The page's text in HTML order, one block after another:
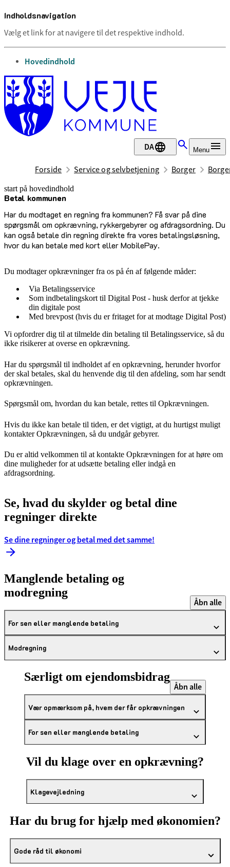
Indholdsnavigation
Vælg et link for at navigere til det respektive indhold.
gå til
Hovedindhold
DA Menu
Forside Service og selvbetjening Borger
start på hovedindhold
Betal kommunen
Har du modtaget en regning fra kommunen? Få svar på dine
spørgsmål om opkrævning, rykkergebyrer og afdragsordning. Du
kan også betale din regning direkte fra vores betalingsløsning,
hvor du kan betale med kort eller MobilePay.
senest opdateret 25. september 2025
Du modtager opkrævninger fra os på én af følgende måder:
Via Betalingsservice
Som indbetalingskort til Digital Post - husk derfor at tjekke
din digitale post
Med brevpost (hvis du er fritaget for at modtage Digital Post)
Vi opfordrer dig til at tilmelde din betaling til Betalingsservice, så du
ikke risikerer at overse en opkrævning.
Har du spørgsmål til indholdet af en opkrævning, herunder hvorfor
der skal betales, skal du henvende dig til den afdeling, som har sendt
opkrævningen.
Spørgsmål om, hvordan du kan betale, rettes til Opkrævningen.
Hvis du ikke kan betale til tiden, er det vigtigt, at du hurtigst muligt
kontakter Opkrævningen, så du undgår gebyrer.
Du er altid velkommen til at kontakte Opkrævningen for at høre om
dine muligheder for at udsætte betaling eller indgå en
afdragsordning.
Se, hvad du skylder og betal dine
regninger direkte
Se dine regninger og betal med det samme!
Manglende betaling og
modregning
Åbn alle
For sen eller manglende betaling
Modregning
Særligt om ejendomsbidrag
Åbn alle
Vær opmærksom på, hvem der får opkrævningen
For sen eller manglende betaling
Vil du klage over en opkrævning?
Klagevejledning
Har du brug for hjælp med økonomien?
Gode råd til økonomi